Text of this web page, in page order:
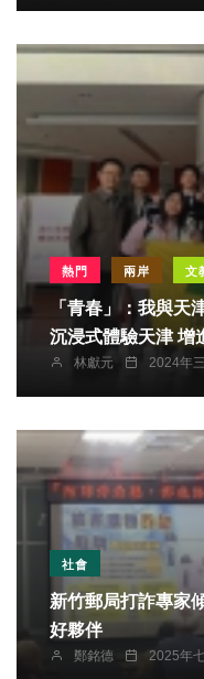
熱門 兩岸 文
「青春」：我與天津有個約定 新
沉浸
林獻元 2024年
社會
新竹郵局打詐專家傾囊相授 吳進益
好夥伴
鄭銘德 2025年